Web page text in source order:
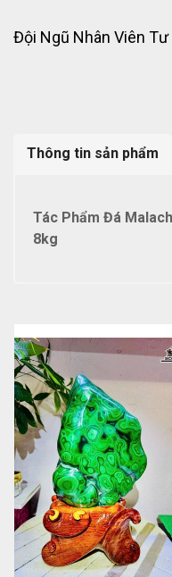
Đội Ngũ Nhân Viên
Thông tin sản phẩm
Tác Phẩm Đá
8kg